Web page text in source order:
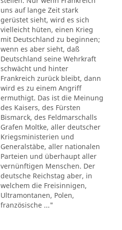
uns auf lange Zeit stark
gerüstet sieht, wird es sich
vielleicht hüten, einen Krieg
mit Deutschland zu beginnen;
wenn es aber sieht, daß
Deutschland seine Wehrkraft
schwächt und hinter
Frankreich zurück bleibt, dann
wird es zu einem Angriff
ermuthigt. Das ist die Meinung
des Kaisers, des Fürsten
Bismarck, des Feldmarschalls
Grafen Moltke, aller deutscher
Kriegsministerien und
Generalstäbe, aller nationalen
Parteien und überhaupt aller
vernünftigen Menschen. Der
deutsche Reichstag aber, in
welchem die Freisinnigen,
Ultramontanen, Polen,
französische ..."